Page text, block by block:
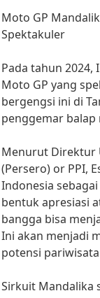
Moto GP
Spektakuler
Pada tahun
Moto GP yang
bergengsi ini di
penggemar
Menurut Direktur
(Persero) or PPI,
Indonesia
bentuk apresiasi
bangga bisa
Ini akan menjadi
potensi
Sirkuit Mandalika